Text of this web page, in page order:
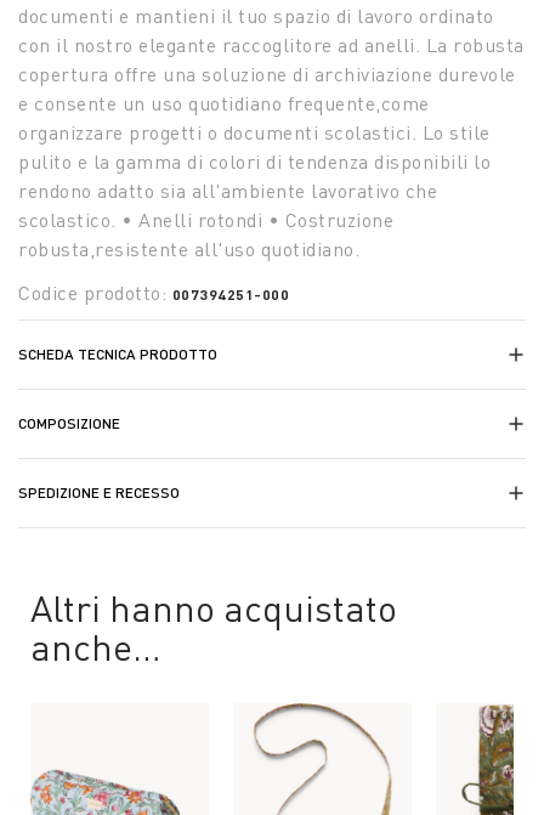
documenti e mantieni il tuo spazio di lavoro ordinato
con il nostro elegante raccoglitore ad anelli. La robusta
copertura offre una soluzione di archiviazione durevole
e consente un uso quotidiano frequente,come
organizzare progetti o documenti scolastici. Lo stile
pulito e la gamma di colori di tendenza disponibili lo
rendono adatto sia all'ambiente lavorativo che
scolastico. • Anelli rotondi • Costruzione
robusta,resistente all'uso quotidiano.
Codice prodotto: 007394251-000
SCHEDA TECNICA PRODOTTO
COMPOSIZIONE
SPEDIZIONE E RECESSO
Altri hanno acquistato
anche…